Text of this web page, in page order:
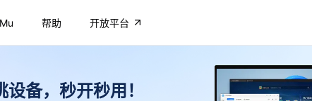
帮助 开放平台
备，秒开秒用！